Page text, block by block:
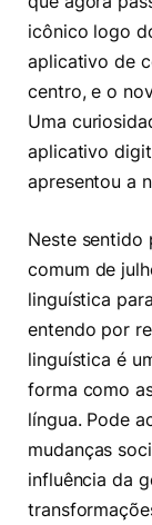
icônico logo
aplicativo de
centro, e o
Uma
aplicativo
apresentou a
Neste sentido
comum de
linguística
entendo por
linguística é
forma como
língua. Pode
mudanças
influência da